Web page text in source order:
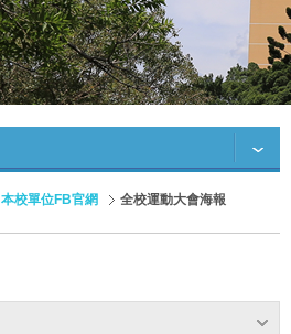
本校單位FB官網 全校運動大會海報